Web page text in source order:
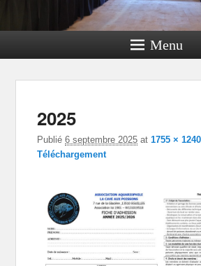
Menu
2025
Publié6 septembre 2025 at1755 × 1240
Téléchargement